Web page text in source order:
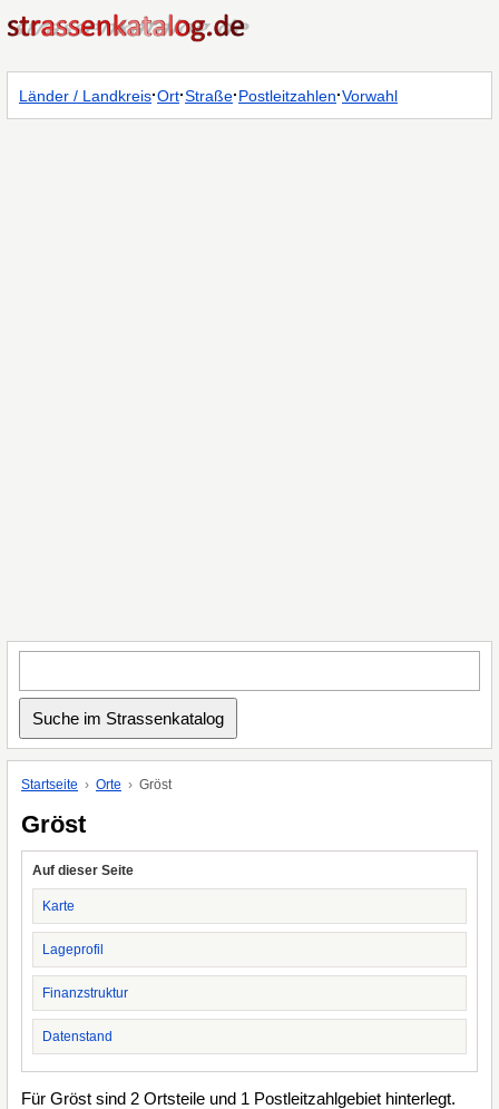
Länder / Landkreis·Ort·Straße·Postleitzahlen·Vorwahl
Startseite Orte Gröst
Gröst
Auf dieser Seite
Karte
Lageprofil
Finanzstruktur
Datenstand
Für Gröst sind 2 Ortsteile und 1 Postleitzahlgebiet hinterlegt.